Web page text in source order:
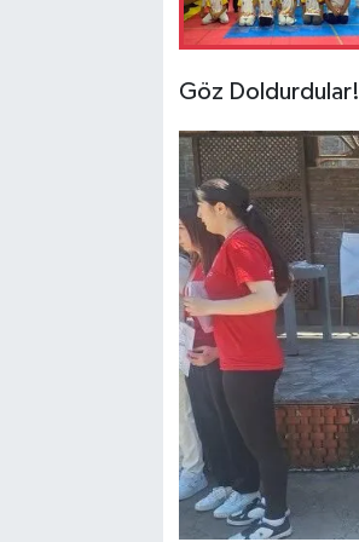
Göz Doldurdular!